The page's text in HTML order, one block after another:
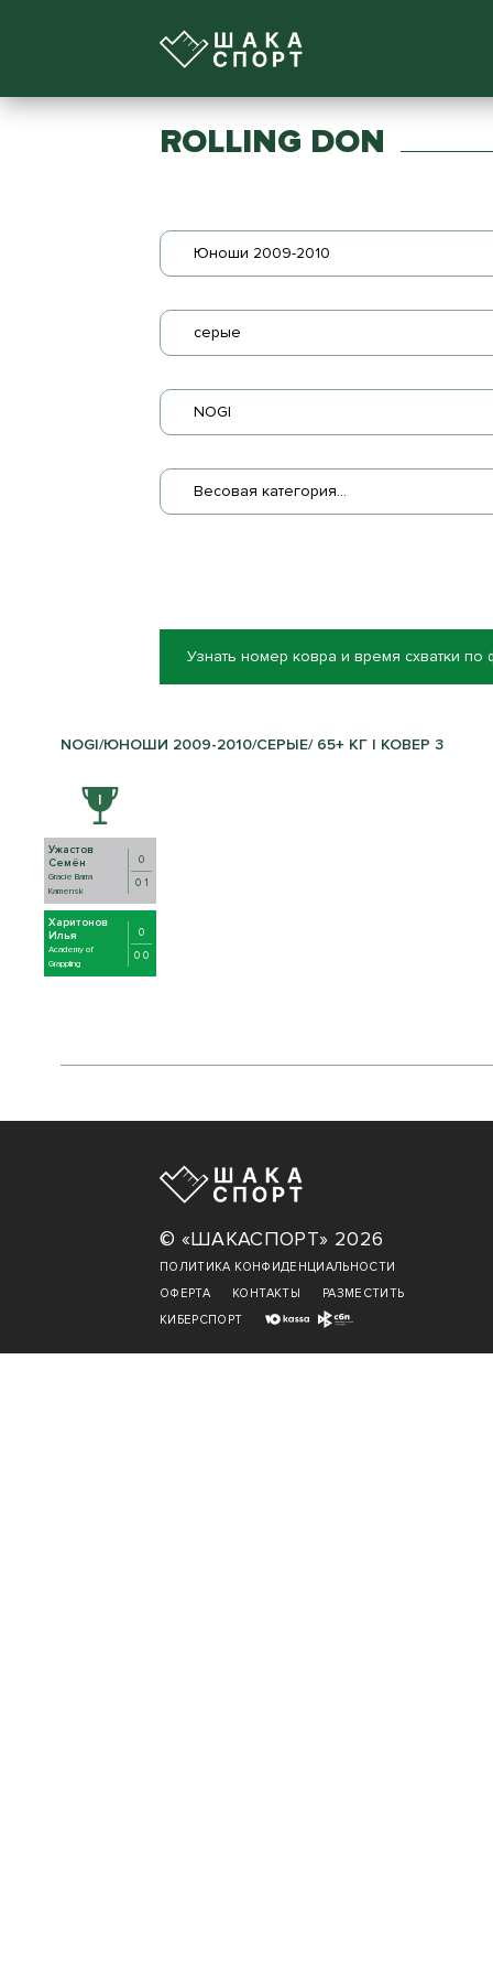
ROLLING DON
Юноши 2009-2010
серые
NOGI
Весовая категория...
Узнать номер ковра и время схватки по
NOGI/ЮНОШИ 2009-2010/СЕРЫЕ/ 65+ КГ | КОВЕР 3
Ужастов
Семён
Gracie Barra
Kamensk
0
0 1
Харитонов
Илья
Academy of
Grappling
0
0 0
© «ШАКАСПОРТ» 2026
ПОЛИТИКА КОНФИДЕНЦИАЛЬНОСТИ
ОФЕРТА
КОНТАКТЫ
РАЗМЕСТИТЬ
КИБЕРСПОРТ